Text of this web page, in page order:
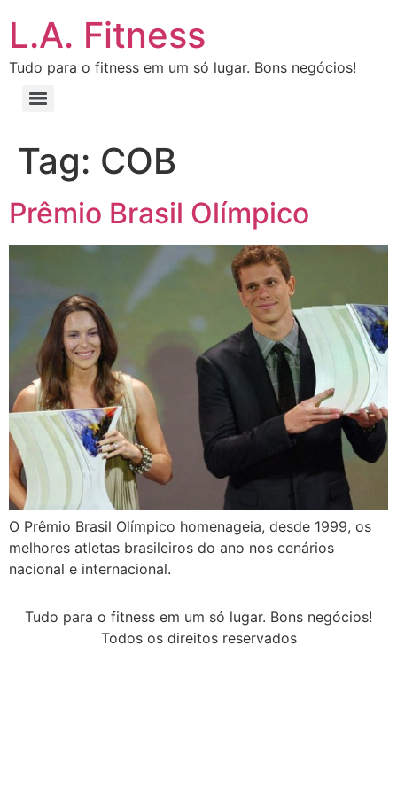
L.A. Fitness
Tudo para o fitness em um só lugar. Bons negócios!
Tag: COB
Prêmio Brasil Olímpico
O Prêmio Brasil Olímpico homenageia, desde 1999, os
melhores atletas brasileiros do ano nos cenários
nacional e internacional.
Tudo para o fitness em um só lugar. Bons negócios!
Todos os direitos reservados